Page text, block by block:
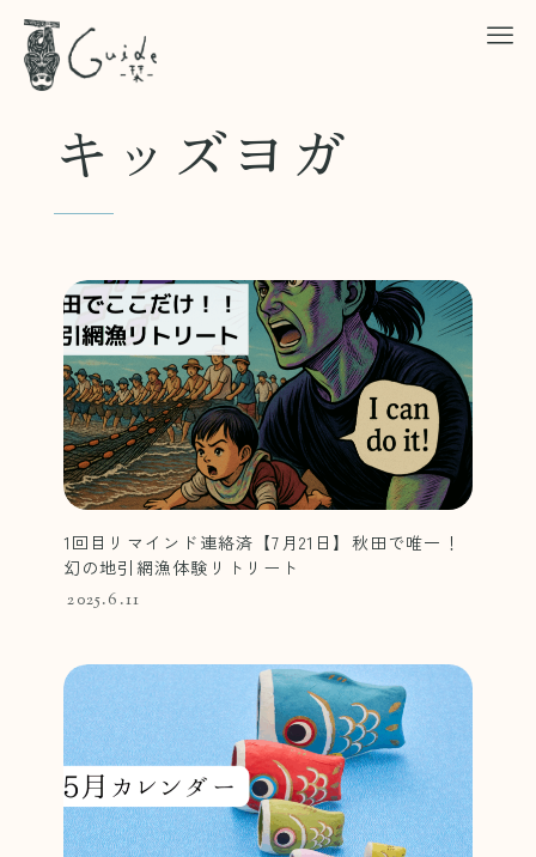
キッズヨガ
1回目リマインド連絡済【7月21日】秋田で唯一！
幻の地引網漁体験リトリート
2025.6.11